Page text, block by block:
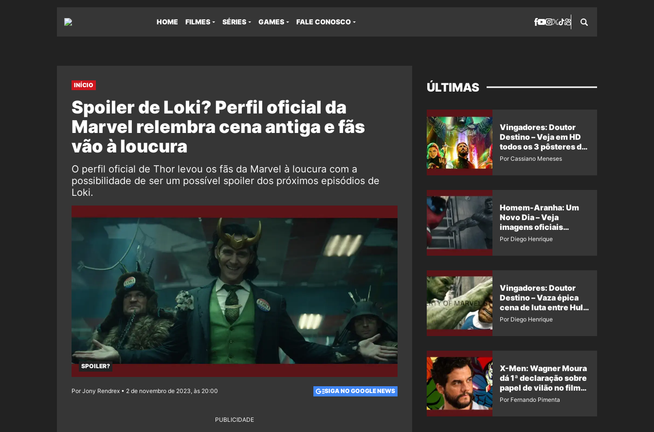
HOME FILMES SÉRIES GAMES FALE CONOSCO
INÍCIO
Spoiler de Loki? Perfil oficial da
Marvel relembra cena antiga e fãs
vão à loucura
O perfil oficial de Thor levou os fãs da Marvel à loucura com a
possibilidade de ser um possível spoiler dos próximos episódios de
Loki.
SPOILER?
Por Jony Rendrex • 2 de novembro de 2023, às 20:00 SIGA NO GOOGLE NEWS
PUBLICIDADE
ÚLTIMAS
Vingadores: Doutor
Destino – Veja em HD
todos os 3 pôsteres de
‘Doomsday’ + 1 imagem
Por Cassiano Meneses
Homem-Aranha: Um
Novo Dia – Veja
imagens oficiais
descartadas do Hulk
Por Diego Henrique
Vingadores: Doutor
Destino – Vaza épica
cena de luta entre Hulk
e o Coisa
Por Diego Henrique
X-Men: Wagner Moura
dá 1ª declaração sobre
papel de vilão no filme
da Marvel
Por Fernando Pimenta